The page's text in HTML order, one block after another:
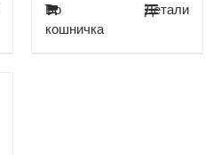
Во
кошничка
Детали